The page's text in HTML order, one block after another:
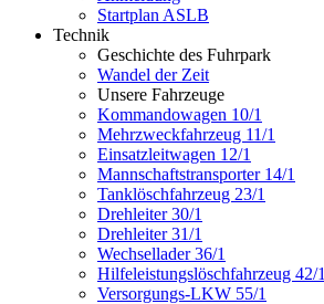
Startplan ASLB
Technik
Geschichte des Fuhrpark
Wandel der Zeit
Unsere Fahrzeuge
Kommandowagen 10/1
Mehrzweckfahrzeug 11/1
Einsatzleitwagen 12/1
Mannschaftstransporter 14/1
Tanklöschfahrzeug 23/1
Drehleiter 30/1
Drehleiter 31/1
Wechsellader 36/1
Hilfeleistungslöschfahrzeug 42/1
Versorgungs-LKW 55/1